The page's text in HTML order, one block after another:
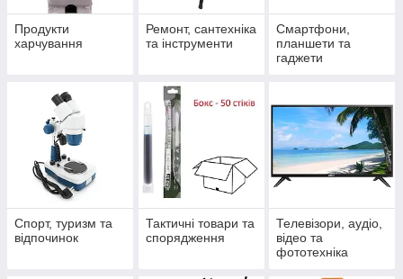
Продукти
харчування
Ремонт, сантехніка
та інструменти
Смартфони,
планшети та
гаджети
Спорт, туризм та
відпочинок
Тактичні товари та
спорядження
Телевізори, аудіо,
відео та
фототехніка